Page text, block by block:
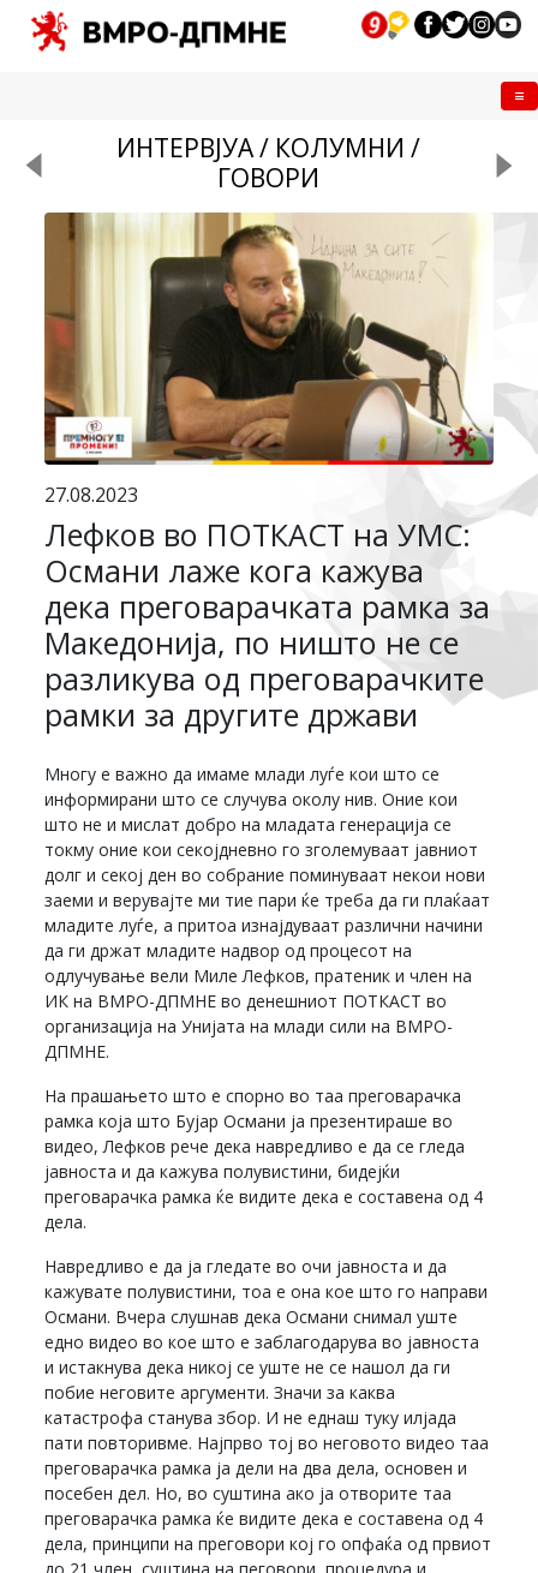
ИНТЕРВЈУА / КОЛУМНИ /
ГОВОРИ
27.08.2023
Лефков во ПОТКАСТ на УМС:
Османи лаже кога кажува
дека преговарачката рамка за
Македонија, по ништо не се
разликува од преговарачките
рамки за другите држави
Многу е важно да имаме млади луѓе кои што се
информирани што се случува околу нив. Оние кои
што не и мислат добро на младата генерација се
токму оние кои секојдневно го зголемуваат јавниот
долг и секој ден во собрание поминуваат некои нови
заеми и верувајте ми тие пари ќе треба да ги плаќаат
младите луѓе, а притоа изнајдуваат различни начини
да ги држат младите надвор од процесот на
одлучување вели Миле Лефков, пратеник и член на
ИК на ВМРО-ДПМНЕ во денешниот ПОТКАСТ во
организација на Унијата на млади сили на ВМРО-
ДПМНЕ.
На прашањето што е спорно во таа преговарачка
рамка која што Бујар Османи ја презентираше во
видео, Лефков рече дека навредливо е да се гледа
јавноста и да кажува полувистини, бидејќи
преговарачка рамка ќе видите дека е составена од 4
дела.
Навредливо е да ја гледате во очи јавноста и да
кажувате полувистини, тоа е она кое што го направи
Османи. Вчера слушнав дека Османи снимал уште
едно видео во кое што е заблагодарува во јавноста
и истакнува дека никој се уште не се нашол да ги
побие неговите аргументи. Значи за каква
катастрофа станува збор. И не еднаш туку илјада
пати повторивме. Најпрво тој во неговото видео таа
преговарачка рамка ја дели на два дела, основен и
посебен дел. Но, во суштина ако ја отворите таа
преговарачка рамка ќе видите дека е составена од 4
дела, принципи на преговори кој го опфаќа од првиот